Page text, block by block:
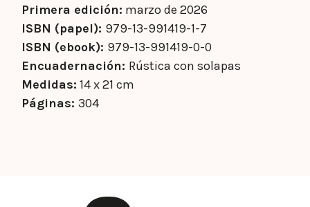
Primera edición: marzo de 2026
ISBN (papel): 979-13-991419-1-7
ISBN (ebook): 979-13-991419-0-0
Encuadernación: Rústica con solapas
Medidas: 14 x 21 cm
Páginas:304